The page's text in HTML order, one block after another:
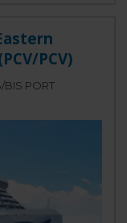
PCV)
BIS PORT